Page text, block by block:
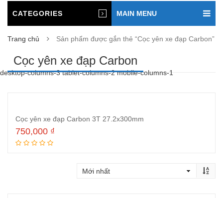
CATEGORIES MAIN MENU
Trang chủ Sản phẩm được gắn thẻ “Cọc yên xe đạp Carbon”
Cọc yên xe đạp Carbon
desktop-columns-3 tablet-columns-2 mobile-columns-1
Cọc yên xe đạp Carbon 3T 27.2x300mm
750,000 ₫